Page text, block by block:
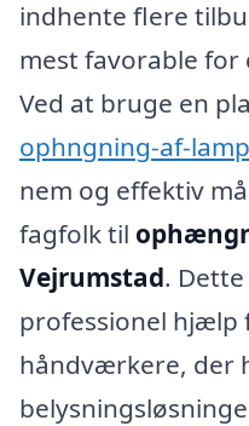
indhente flere
mest favorable for
Ved at bruge en
ophngning-af-
nem og effektiv
fagfolk til
Vejrumstad.
professionel hjælp
håndværkere, der